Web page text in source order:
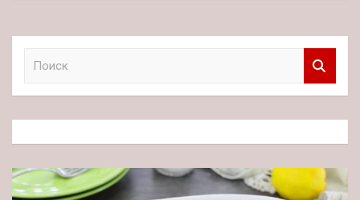
к